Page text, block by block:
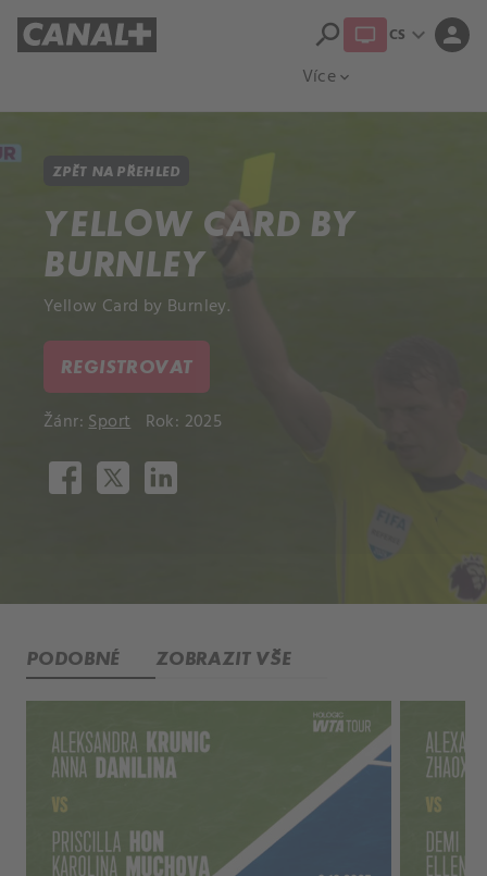
Více expand_more
search CS expand_more person
ZPĚT NA PŘEHLED
YELLOW CARD BY
BURNLEY
Yellow Card by Burnley.
REGISTROVAT
Žánr:Sport Rok: 2025
PODOBNÉ ZOBRAZIT VŠE